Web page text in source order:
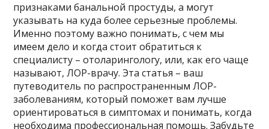
признаками банальной простуды, а могут
указывать на куда более серьезные проблемы.
Именно поэтому важно понимать, с чем мы
имеем дело и когда стоит обратиться к
специалисту – отоларингологу, или, как его чаще
называют, ЛОР-врачу. Эта статья – ваш
путеводитель по распространенным ЛОР-
заболеваниям, который поможет вам лучше
ориентироваться в симптомах и понимать, когда
необходима профессиональная помощь. Забудьте